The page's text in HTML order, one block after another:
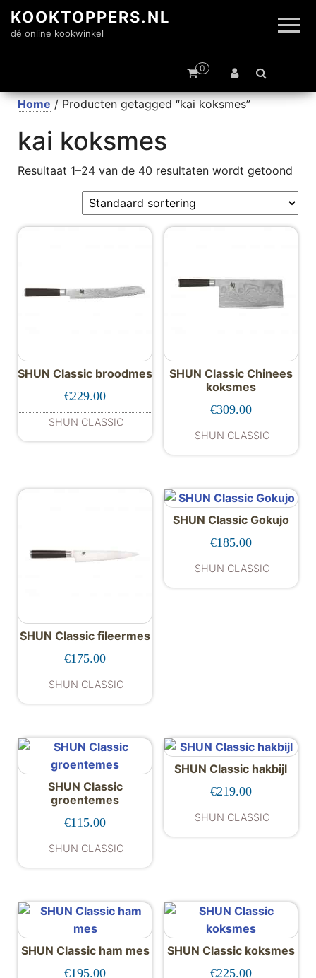
KOOKTOPPERS.NL
dé online kookwinkel
0
Home / Producten getagged “kai koksmes”
kai koksmes
Resultaat 1–24 van de 40 resultaten wordt getoond
SHUN Classic broodmes
€229.00
SHUN CLASSIC
SHUN Classic Chinees
koksmes
€309.00
SHUN CLASSIC
SHUN Classic fileermes
€175.00
SHUN CLASSIC
SHUN Classic Gokujo
€185.00
SHUN CLASSIC
SHUN Classic
groentemes
€115.00
SHUN CLASSIC
SHUN Classic hakbijl
€219.00
SHUN CLASSIC
SHUN Classic ham mes
€195.00
SHUN Classic koksmes
€225.00